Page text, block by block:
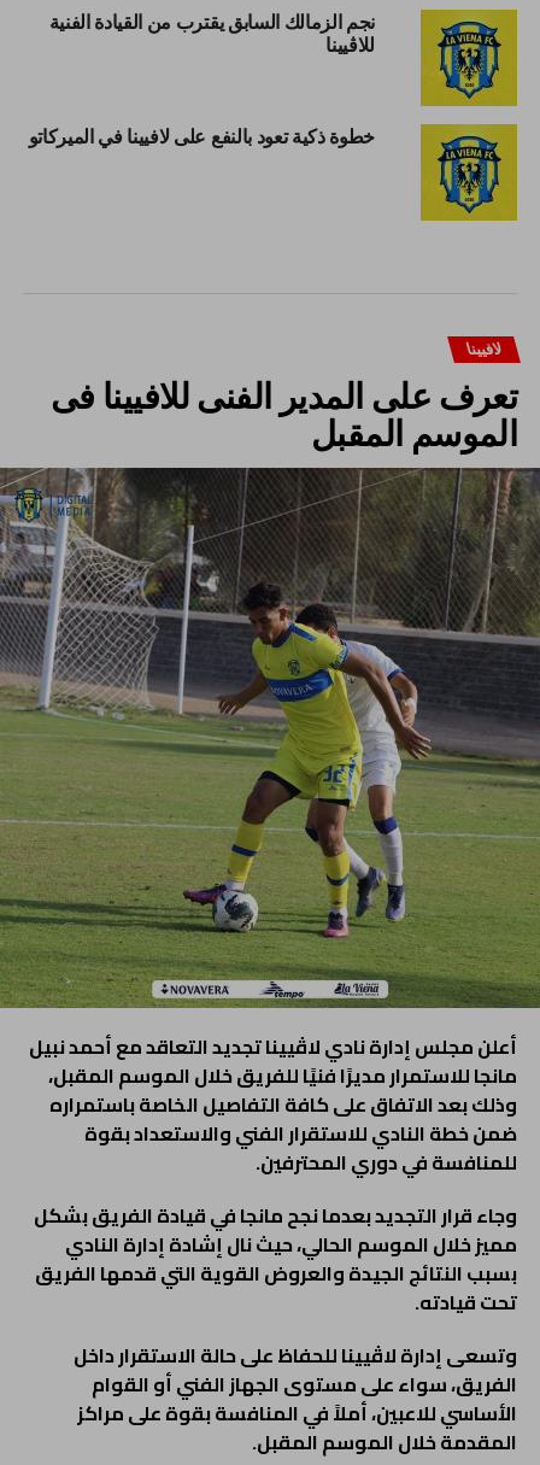
نجم الزمالك السابق يقترب من القيادة الفنية
للاڤيينا
خطوة ذكية تعود بالنفع على لافيينا في الميركاتو
لافيينا
تعرف على المدير الفنى للافيينا فى
الموسم المقبل
أعلن مجلس إدارة نادي لاڤيينا تجديد التعاقد مع أحمد نبيل
مانجا للاستمرار مديرًا فنيًا للفريق خلال الموسم المقبل،
وذلك بعد الاتفاق على كافة التفاصيل الخاصة باستمراره
ضمن خطة النادي للاستقرار الفني والاستعداد بقوة
للمنافسة في دوري المحترفين.
وجاء قرار التجديد بعدما نجح مانجا في قيادة الفريق بشكل
مميز خلال الموسم الحالي، حيث نال إشادة إدارة النادي
بسبب النتائج الجيدة والعروض القوية التي قدمها الفريق
تحت قيادته.
وتسعى إدارة لاڤيينا للحفاظ على حالة الاستقرار داخل
الفريق، سواء على مستوى الجهاز الفني أو القوام
الأساسي للاعبين، أملاً في المنافسة بقوة على مراكز
المقدمة خلال الموسم المقبل.